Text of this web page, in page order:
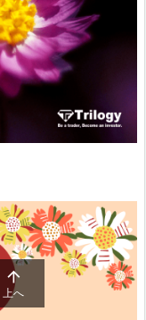

上へ